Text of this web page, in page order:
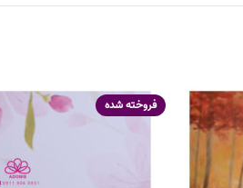
فروخته شده